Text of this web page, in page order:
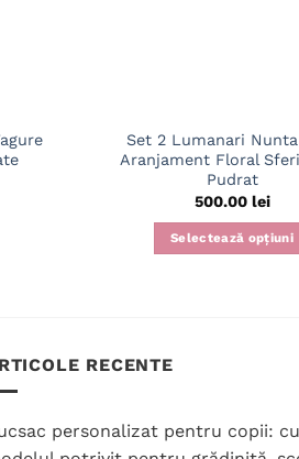
Set 2 Lumanari Nunta
Aranjament Floral
Pudrat
500.00 lei
Selectează opțiuni
RECENTE
personalizat pentru copii: